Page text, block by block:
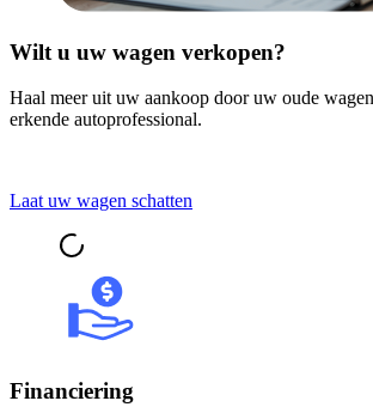
Wilt u uw wagen verkopen?
Haal meer uit uw aankoop door uw oude
erkende autoprofessional.
Laat uw wagen schatten
Financiering